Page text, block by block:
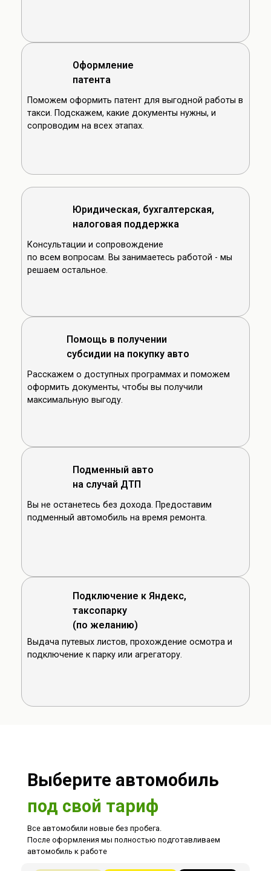
Оформление
патента
Поможем оформить патент для выгодной работы в
такси. Подскажем, какие документы нужны, и
сопроводим на всех этапах.
Юридическая, бухгалтерская,
налоговая поддержка
Консультации и сопровождение
по всем вопросам. Вы занимаетесь работой - мы
решаем остальное.
Помощь в получении
субсидии на покупку авто
Расскажем о доступных программах и поможем
оформить документы, чтобы вы получили
максимальную выгоду.
Подменный авто
на случай ДТП
Вы не останетесь без дохода. Предоставим
подменный автомобиль на время ремонта.
Подключение к Яндекс,
таксопарку
(по желанию)
Выдача путевых листов, прохождение осмотра и
подключение к парку или агрегатору.
Выберите автомобиль
под свой тариф
Все автомобили новые без пробега.
После оформления мы полностью подготавливаем
автомобиль к работе